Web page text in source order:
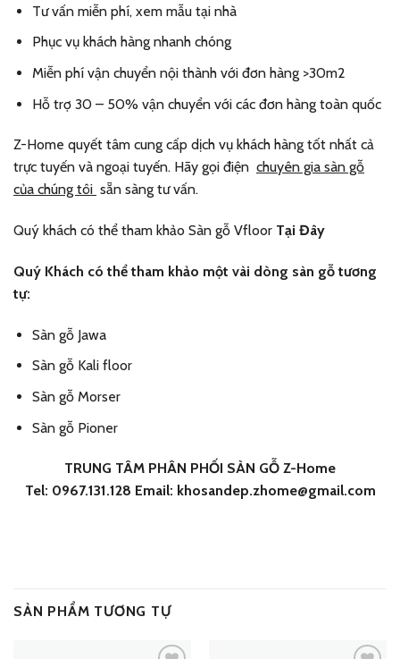
Tư vấn miễn phí, xem mẫu tại nhà
Phục vụ khách hàng nhanh chóng
Miễn phí vận chuyển nội thành với đơn hàng >30m2
Hỗ trợ 30 – 50% vận chuyển với các đơn hàng toàn quốc
Z-Home quyết tâm cung cấp dịch vụ khách hàng tốt nhất cả
trực tuyến và ngoại tuyến. Hãy gọi điện chuyên gia sàn gỗ
của chúng tôi sẵn sàng tư vấn.
Quý khách có thể tham khảo Sàn gỗ Vfloor Tại Đây
Quý Khách có thể tham khảo một vài dòng sàn gỗ tương
tự:
Sàn gỗ Jawa
Sàn gỗ Kali floor
Sàn gỗ Morser
Sàn gỗ Pioner
TRUNG TÂM PHÂN PHỐI SÀN GỖ Z-Home
Tel: 0967.131.128 Email: khosandep.zhome@gmail.com
SẢN PHẨM TƯƠNG TỰ